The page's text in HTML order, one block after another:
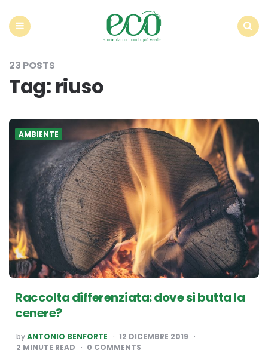
23 POSTS
Tag: riuso
AMBIENTE
Raccolta differenziata: dove si butta la
cenere?
POSTED
BY
byANTONIO BENFORTE
12 DICEMBRE 2019
2 MINUTE READ 0 COMMENTS